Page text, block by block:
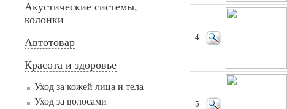
Акустические системы,
колонки
Автотовар
Красота и здоровье
Уход за кожей лица и тела
Уход за волосами
4
5